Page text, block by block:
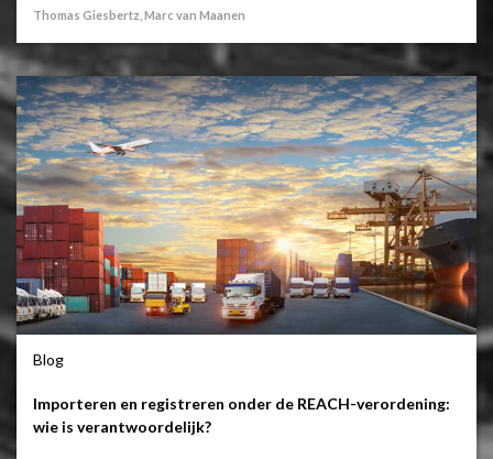
Thomas Giesbertz, Marc van Maanen
Blog
Importeren en registreren onder de REACH-verordening:
wie is verantwoordelijk?